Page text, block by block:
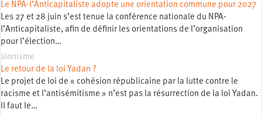
Le NPA-l’Anticapitaliste adopte une orientation commune pour 2027
Les 27 et 28 juin s’est tenue la conférence nationale du NPA-
l’Anticapitaliste, afin de définir les orientations de l’organisation
pour l’élection…
sionisme
Le retour de la loi Yadan ?
Le projet de loi de « cohésion républicaine par la lutte contre le
racisme et l’antisémitisme » n’est pas la résurrection de la loi Yadan.
Il faut le…